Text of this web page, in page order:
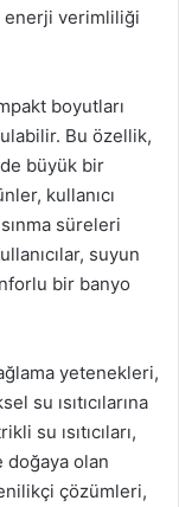
enerji verimliliği
boyutları
Bu özellik,
büyük bir
kullanıcı
süreleri
suyun
bir banyo
yetenekleri,
su ısıtıcılarına
su ısıtıcıları,
olan
çözümleri,